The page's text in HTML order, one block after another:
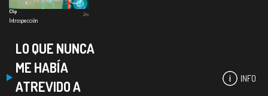
Clip
Introspección
2m
LO QUE NUNCA
ME HABÍA
ATREVIDO A
INFO